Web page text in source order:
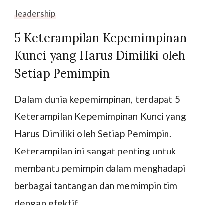
leadership
5 Keterampilan Kepemimpinan
Kunci yang Harus Dimiliki oleh
Setiap Pemimpin
Dalam dunia kepemimpinan, terdapat 5
Keterampilan Kepemimpinan Kunci yang
Harus Dimiliki oleh Setiap Pemimpin.
Keterampilan ini sangat penting untuk
membantu pemimpin dalam menghadapi
berbagai tantangan dan memimpin tim